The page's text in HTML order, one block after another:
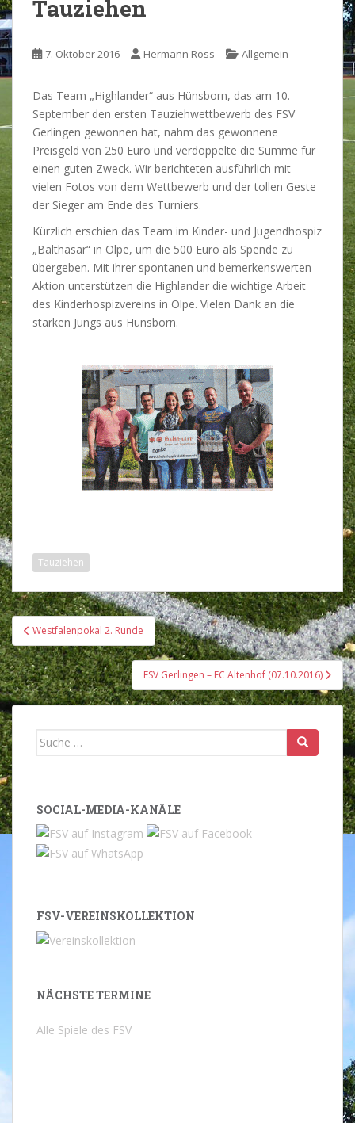
Tauziehen
7. Oktober 2016 Hermann Ross Allgemein
Das Team „Highlander“ aus Hünsborn, das am 10.
September den ersten Tauziehwettbewerb des FSV
Gerlingen gewonnen hat, nahm das gewonnene
Preisgeld von 250 Euro und verdoppelte die Summe für
einen guten Zweck. Wir berichteten ausführlich mit
vielen Fotos von dem Wettbewerb und der tollen Geste
der Sieger am Ende des Turniers.
Kürzlich erschien das Team im Kinder- und Jugendhospiz
„Balthasar“ in Olpe, um die 500 Euro als Spende zu
übergeben. Mit ihrer spontanen und bemerkenswerten
Aktion unterstützen die Highlander die wichtige Arbeit
des Kinderhospizvereins in Olpe. Vielen Dank an die
starken Jungs aus Hünsborn.
Tauziehen
Beitragsnavigation
Westfalenpokal 2. Runde
FSV Gerlingen – FC Altenhof (07.10.2016)
Suche
SOCIAL-MEDIA-KANÄLE
FSV-VEREINSKOLLEKTION
NÄCHSTE TERMINE
Alle Spiele des FSV